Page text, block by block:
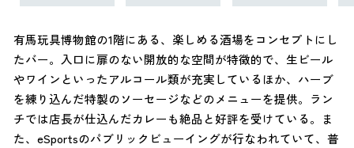
有馬玩具博物館の1階にある、楽しめる酒場をコンセプトにし
たバー。入口に扉のない開放的な空間が特徴的で、生ビール
やワインといったアルコール類が充実しているほか、ハーブ
を練り込んだ特製のソーセージなどのメニューを提供。ラン
チでは店長が仕込んだカレーも絶品と好評を受けている。ま
た、eSportsのパブリックビューイングが行なわれていて、普